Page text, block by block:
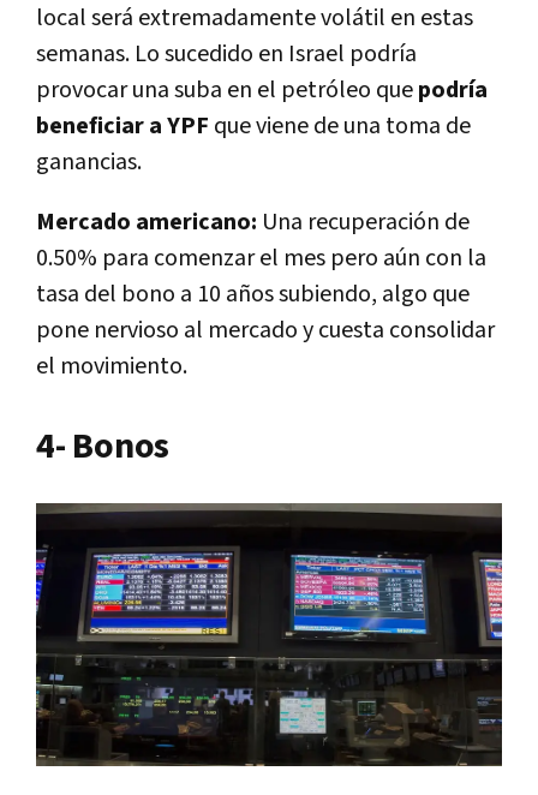
local será extremadamente volátil en estas
semanas. Lo sucedido en Israel podría
provocar una suba en el petróleo quepodría
beneficiar a YPF que viene de una toma de
ganancias.
Mercado americano: Una recuperación de
0.50% para comenzar el mes pero aún con la
tasa del bono a 10 años subiendo, algo que
pone nervioso al mercado y cuesta consolidar
el movimiento.
4- Bonos